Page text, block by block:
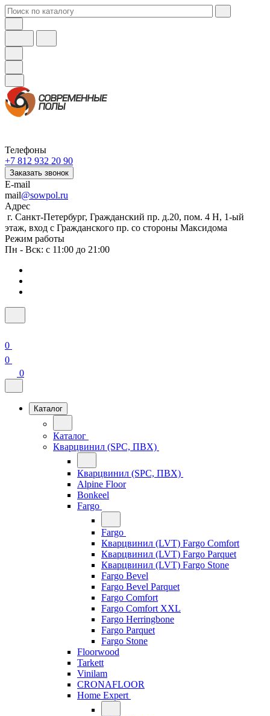
Телефоны
+7 812 932 20 90
Заказать звонок
E-mail
mail@sowpol.ru
Адрес
г. Санкт-Петербург, Гражданский пр. д.20, пом. 4 Н, 1-ый
этаж, вход с Гражданского пр. со стороны Максидома
Режим работы
Пн - Вск: с 11:00 до 21:00
0
0
0
Каталог
Каталог
Кварцвинил (SPC, ПВХ)
Кварцвинил (SPC, ПВХ)
Alpine Floor
Bonkeel
Fargo
Fargo
Кварцвинил (LVT) Fargo Comfort
Кварцвинил (LVT) Fargo Parquet
Кварцвинил (LVT) Fargo Stone
Fargo Bevel
Fargo Bevel Parquet
Fargo Comfort
Fargo Comfort XXL
Fargo Herringbone
Fargo Parquet
Fargo Stone
Floorwood
Tarkett
Vinilam
CRONAFLOOR
Home Expert